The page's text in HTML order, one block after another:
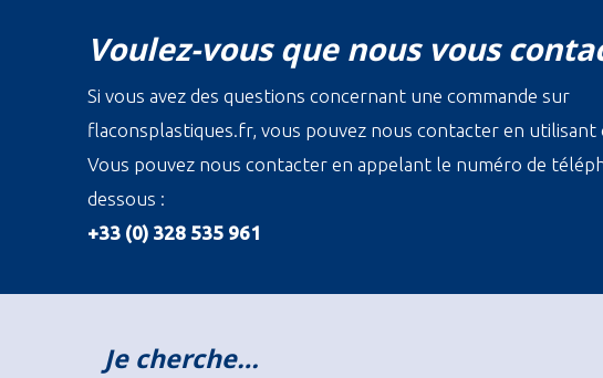
Voulez-vous que nous vous
Si vous avez des questions concernant une commande sur
flaconsplastiques.fr, vous pouvez nous contacter en utilisant
Vous pouvez nous contacter en appelant le numéro de
dessous :
+33 (0) 328 535 961
Je cherche…